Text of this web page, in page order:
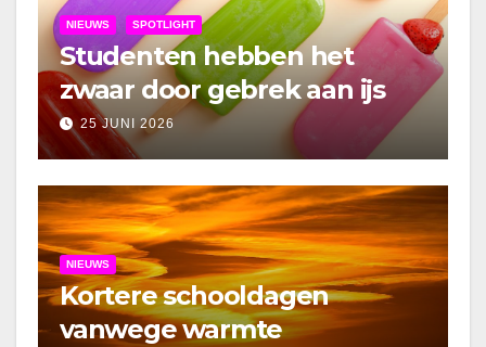
NIEUWS SPOTLIGHT
Studenten hebben het
zwaar door gebrek aan ijs
25 JUNI 2026
NIEUWS
Kortere schooldagen
vanwege warmte